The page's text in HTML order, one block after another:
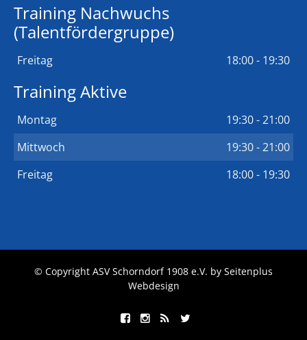
Training Nachwuchs
(Talentfördergruppe)
Freitag 18:00 - 19:30
Training Aktive
Montag
19:30 - 21:00
Mittwoch
19:30 - 21:00
Freitag
18:00 - 19:30
© Copyright ASV Schorndorf 1908 e.V. by Seitenplus
Webdesign